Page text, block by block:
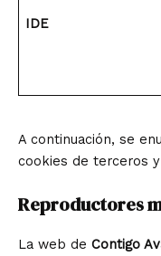
IDE
A continuación, se
cookies de terceros
Reproductores
La web de Contigo